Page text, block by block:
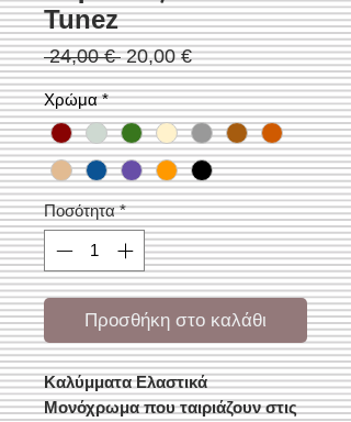
Tunez
24,00 € Κανονική
τιμή
20,00 €Τιμή
Έκπτωσης
Χρώμα *
Ποσότητα *
Προσθήκη στο καλάθι
Καλύμματα Ελαστικά
Μονόχρωμα που ταιριάζουν στις